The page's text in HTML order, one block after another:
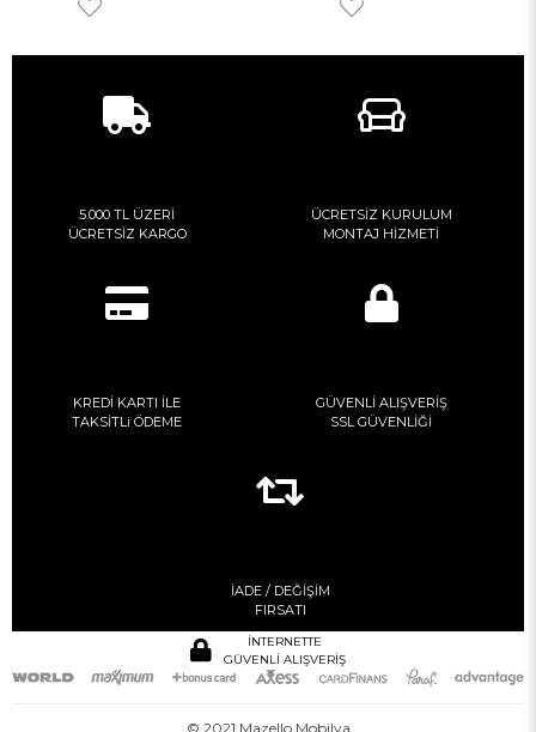
5.000 TL ÜZERİ
ÜCRETSİZ KARGO
ÜCRETSİZ KURULUM
MONTAJ HİZMETİ
KREDİ KARTI İLE
TAKSİTLi ÖDEME
GÜVENLİ ALIŞVERİŞ
SSL GÜVENLİĞİ
İADE / DEĞİŞİM
FIRSATI
İNTERNETTE
GÜVENLİ ALIŞVERİŞ
© 2021 Mazello Mobilya